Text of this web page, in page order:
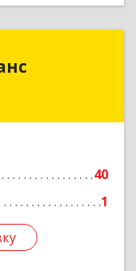
40
1
Баланс
р-н,